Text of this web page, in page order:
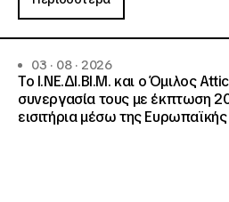
03 · 08 · 2026
Το Ι.ΝΕ.ΔΙ.ΒΙ.Μ. και o Όμιλος
συνεργασία τους με έκπτωση
εισιτήρια μέσω της